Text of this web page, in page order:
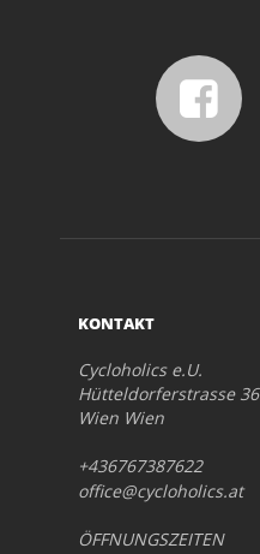
KONTAKT
Cycloholics e.U.
Hütteldorferstrasse 36
Wien Wien
+436767387622
office@cycloholics.at
ÖFFNUNGSZEITEN